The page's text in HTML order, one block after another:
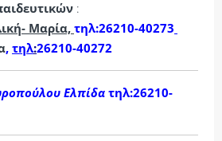
:
Μαρία, τηλ:26210-40273
, τηλ:26210-40272
Ελπίδα τηλ:26210-